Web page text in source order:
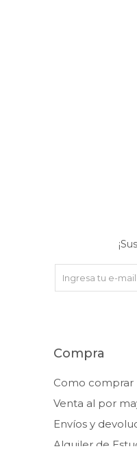
Compra
Como comprar
Venta al por
Envíos y
Alquiler de